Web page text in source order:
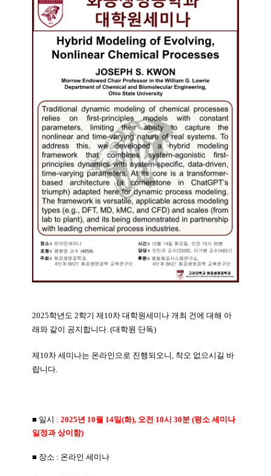
2025학년도 2학기 제10차 대학원세미나 개최 건에 대해 아
래와 같이 공지합니다. (대학원 단독)
제10차 세미나는 온라인으로 진행되오니, 착오 없으시길 바
랍니다.
■ 일시 : 2025년 10월 14일(화), 오전 10시 30분 (평소 세미나
일정과 상이함)
■ 장소 : 온라인 세미나